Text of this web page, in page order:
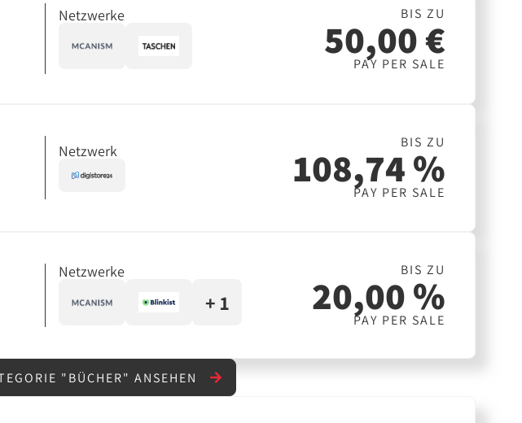
Netzwerke BIS ZU
50,00 €
PAY PER SALE
Netzwerk BIS ZU
108,74 %
PAY PER SALE
Netzwerke
+ 1
BIS ZU
20,00 %
PAY PER SALE
"BÜCHER" ANSEHEN